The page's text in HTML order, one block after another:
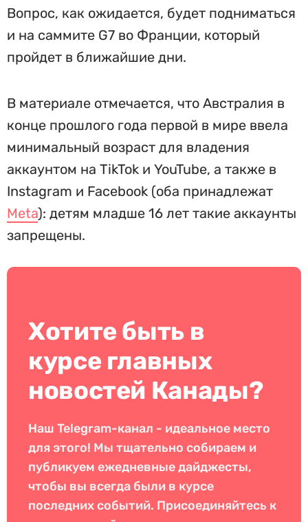
Вопрос, как ожидается, будет подниматься
и на саммите G7 во Франции, который
пройдет в ближайшие дни.
В материале отмечается, что Австралия в
конце прошлого года первой в мире ввела
минимальный возраст для владения
аккаунтом на TikTok и YouTube, а также в
Instagram и Facebook (оба принадлежат
Meta): детям младше 16 лет такие аккаунты
запрещены.
Хотите быть в
курсе главных
новостей Канады?
Наш Telegram-канал - идеальное место
для этого! Мы тщательно собираем и
публикуем ежедневные дайджесты,
чтобы вы всегда были в курсе
последних событий. Присоединяйтесь к